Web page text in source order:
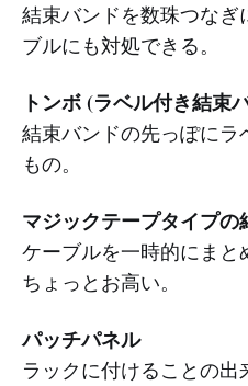
結束バンドを数珠つな
ブルにも対処できる。
トンボ (ラベル付き結束
結束バンドの先っぽにラ
もの。
マジックテープタイプの
ケーブルを一時的にまと
ちょっとお高い。
パッチパネル
ラックに付けることの